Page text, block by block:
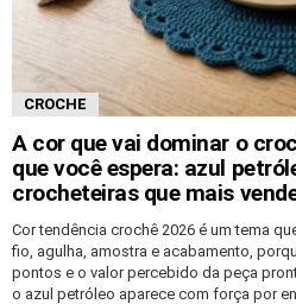
CROCHE
A cor que vai dominar o
que você espera: azul
crocheteiras que mais
Cor tendência crochê 2026 é um tema
fio, agulha, amostra e acabamento,
pontos e o valor percebido da peça
o azul petróleo aparece com força por